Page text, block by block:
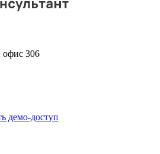
офис 306
демо-доступ